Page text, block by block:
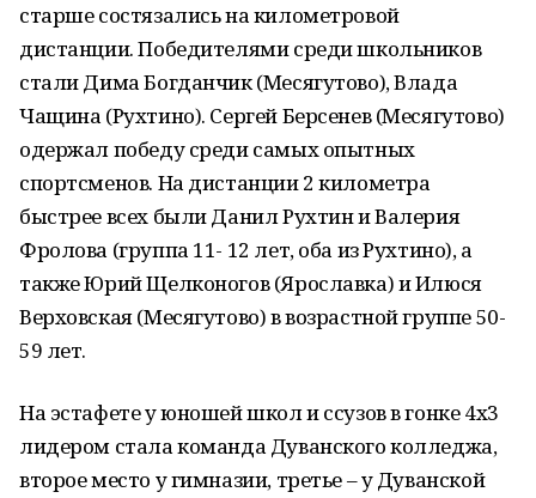
старше состязались на километровой
дистанции. Победителями среди школьников
стали Дима Богданчик (Месягутово), Влада
Чащина (Рухтино). Сергей Берсенев (Месягутово)
одержал победу среди самых опытных
спортсменов. На дистанции 2 километра
быстрее всех были Данил Рухтин и Валерия
Фролова (группа 11- 12 лет, оба из Рухтино), а
также Юрий Щелконогов (Ярославка) и Илюся
Верховская (Месягутово) в возрастной группе 50-
59 лет.
На эстафете у юношей школ и ссузов в гонке 4х3
лидером стала команда Дуванского колледжа,
второе место у гимназии, третье – у Дуванской